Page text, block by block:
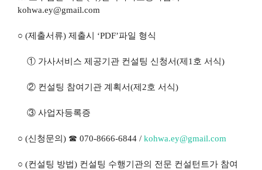
kohwa.ey@gmail.com
○ (제출서류) 제출시 ‘PDF’파일 형식
① 가사서비스 제공기관 컨설팅 신청서(제1호 서식)
② 컨설팅 참여기관 계획서(제2호 서식)
③ 사업자등록증
○ (신청문의) ☎ 070-8666-6844 / kohwa.ey@gmail.com
○ (컨설팅 방법) 컨설팅 수행기관의 전문 컨설턴트가 참여